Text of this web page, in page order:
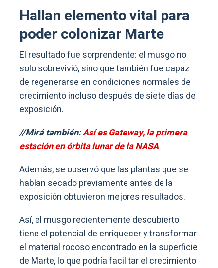
Hallan elemento vital para
poder colonizar Marte
El resultado fue sorprendente: el musgo no
solo sobrevivió, sino que también fue capaz
de regenerarse en condiciones normales de
crecimiento incluso después de siete días de
exposición.
//Mirá también:Así es Gateway, la primera
estación en órbita lunar de la NASA
Además, se observó que las plantas que se
habían secado previamente antes de la
exposición obtuvieron mejores resultados.
Así, el musgo recientemente descubierto
tiene el potencial de enriquecer y transformar
el material rocoso encontrado en la superficie
de Marte, lo que podría facilitar el crecimiento